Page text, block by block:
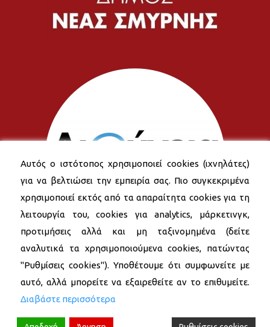
Αυτός ο ιστότοπος χρησιμοποιεί cookies (ιχνηλάτες)
για να βελτιώσει την εμπειρία σας. Πιο συγκεκριμένα
χρησιμοποιεί εκτός από τα απαραίτητα cookies για τη
λειτουργία του, cookies για analytics, μάρκετινγκ,
προτιμήσεις αλλά και μη ταξινομημένα (δείτε
αναλυτικά τα χρησιμοποιούμενα cookies, πατώντας
"Ρυθμίσεις cookies"). Υποθέτουμε ότι συμφωνείτε με
αυτό, αλλά μπορείτε να εξαιρεθείτε αν το επιθυμείτε.
Διαβάστε περισσότερα